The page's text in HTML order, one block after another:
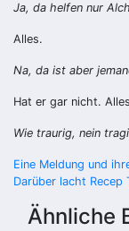
Ja, da helfen nur
Alles.
Na, da ist aber
Hat er gar nicht.
Wie traurig, nein
Eine Meldung und
Darüber lacht Recep
Ähnliche